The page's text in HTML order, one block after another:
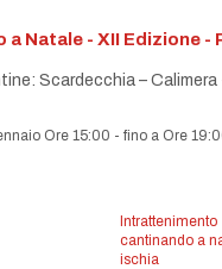
a Natale - XII Edizione -
Scardecchia –
Ore 15:00 -fino a Ore
Intrattenimento
cantinando a
ischia